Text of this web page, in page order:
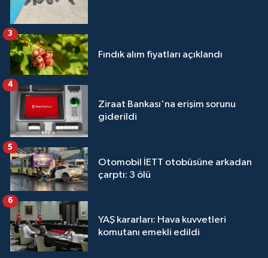
Fındık alım fiyatları açıklandı
3
Ziraat Bankası'na erişim sorunu
giderildi
4
Otomobil İETT otobüsüne arkadan
çarptı: 3 ölü
5
YAŞ kararları: Hava kuvvetleri
komutanı emekli edildi
6